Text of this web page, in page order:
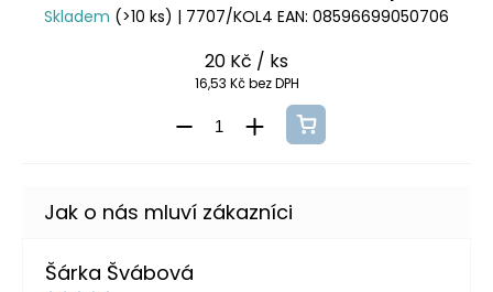
Skladem (>10 ks) | 7707/KOL4 EAN: 08596699050706
20 Kč / ks
16,53 Kč bez DPH
Šárka Švábová